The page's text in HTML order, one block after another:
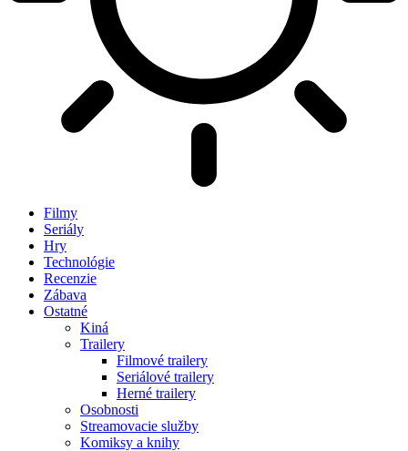
Filmy
Seriály
Hry
Technológie
Recenzie
Zábava
Ostatné
Kiná
Trailery
Filmové trailery
Seriálové trailery
Herné trailery
Osobnosti
Streamovacie služby
Komiksy a knihy